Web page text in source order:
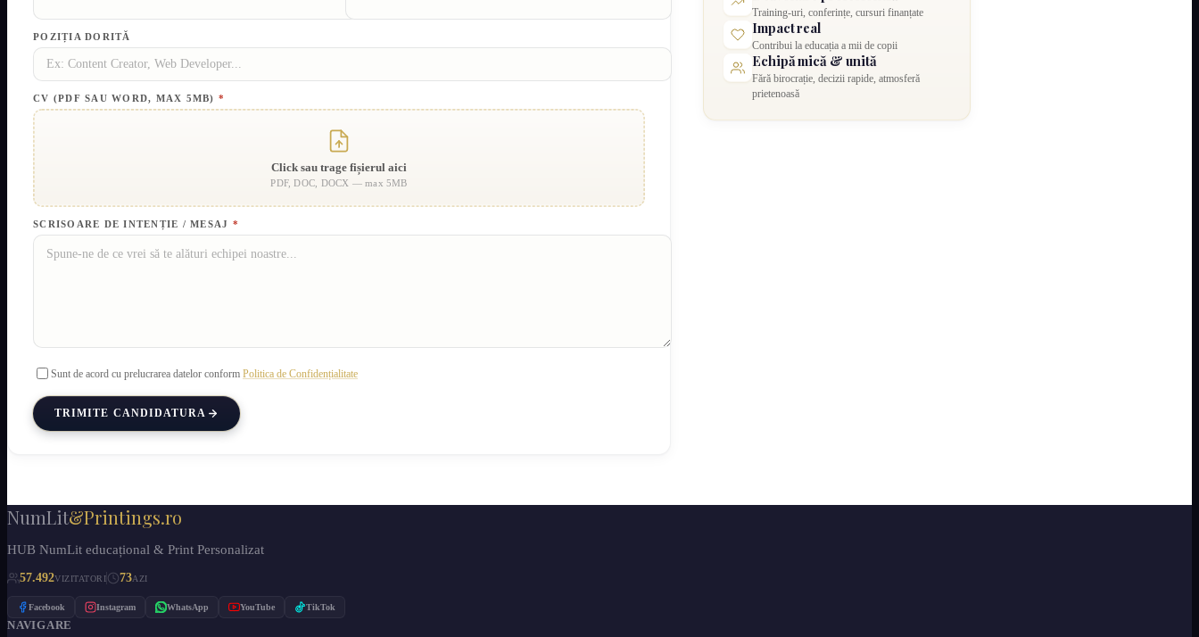
POZIȚIA DORITĂ
CV (PDF SAU WORD, MAX 5MB)*
Click sau trage fișierul aici
PDF, DOC, DOCX — max 5MB
SCRISOARE DE INTENȚIE / MESAJ *
Sunt de acord cu prelucrarea datelor conform Politica de Confidențialitate
TRIMITE CANDIDATURA
Training-uri, conferințe, cursuri finanțate
Impact real
Contribui la educația a mii de copii
Echipă mică & unită
Fără birocrație, decizii rapide, atmosferă
prietenoasă
NumLit&Printings.ro
HUB NumLit educațional & Print Personalizat
57.492VIZITATORI 73AZI
Facebook Instagram WhatsApp YouTube TikTok
NAVIGARE